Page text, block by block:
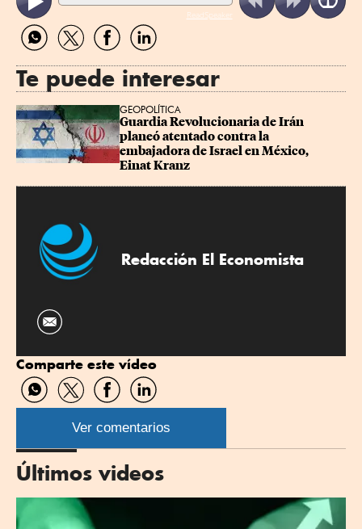
ReadSpeaker
Compartir
por
Compartir
por
Compartir
por
Compartir
por
Te puede interesar
GEOPOLÍTICA
Guardia Revolucionaria de Irán
planeó atentado contra la
embajadora de Israel en México,
Einat Kranz
Redacción El Economista
Comparte este vídeo
Compartir
por
WhatsApp
Compartir
por
Twitter
Compartir
por
Facebook
Compartir
por
Linkedin
Ver comentarios
Últimos videos